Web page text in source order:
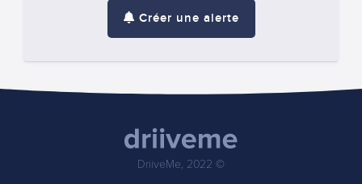
Créer une alerte
DriiveMe, 2022 ©